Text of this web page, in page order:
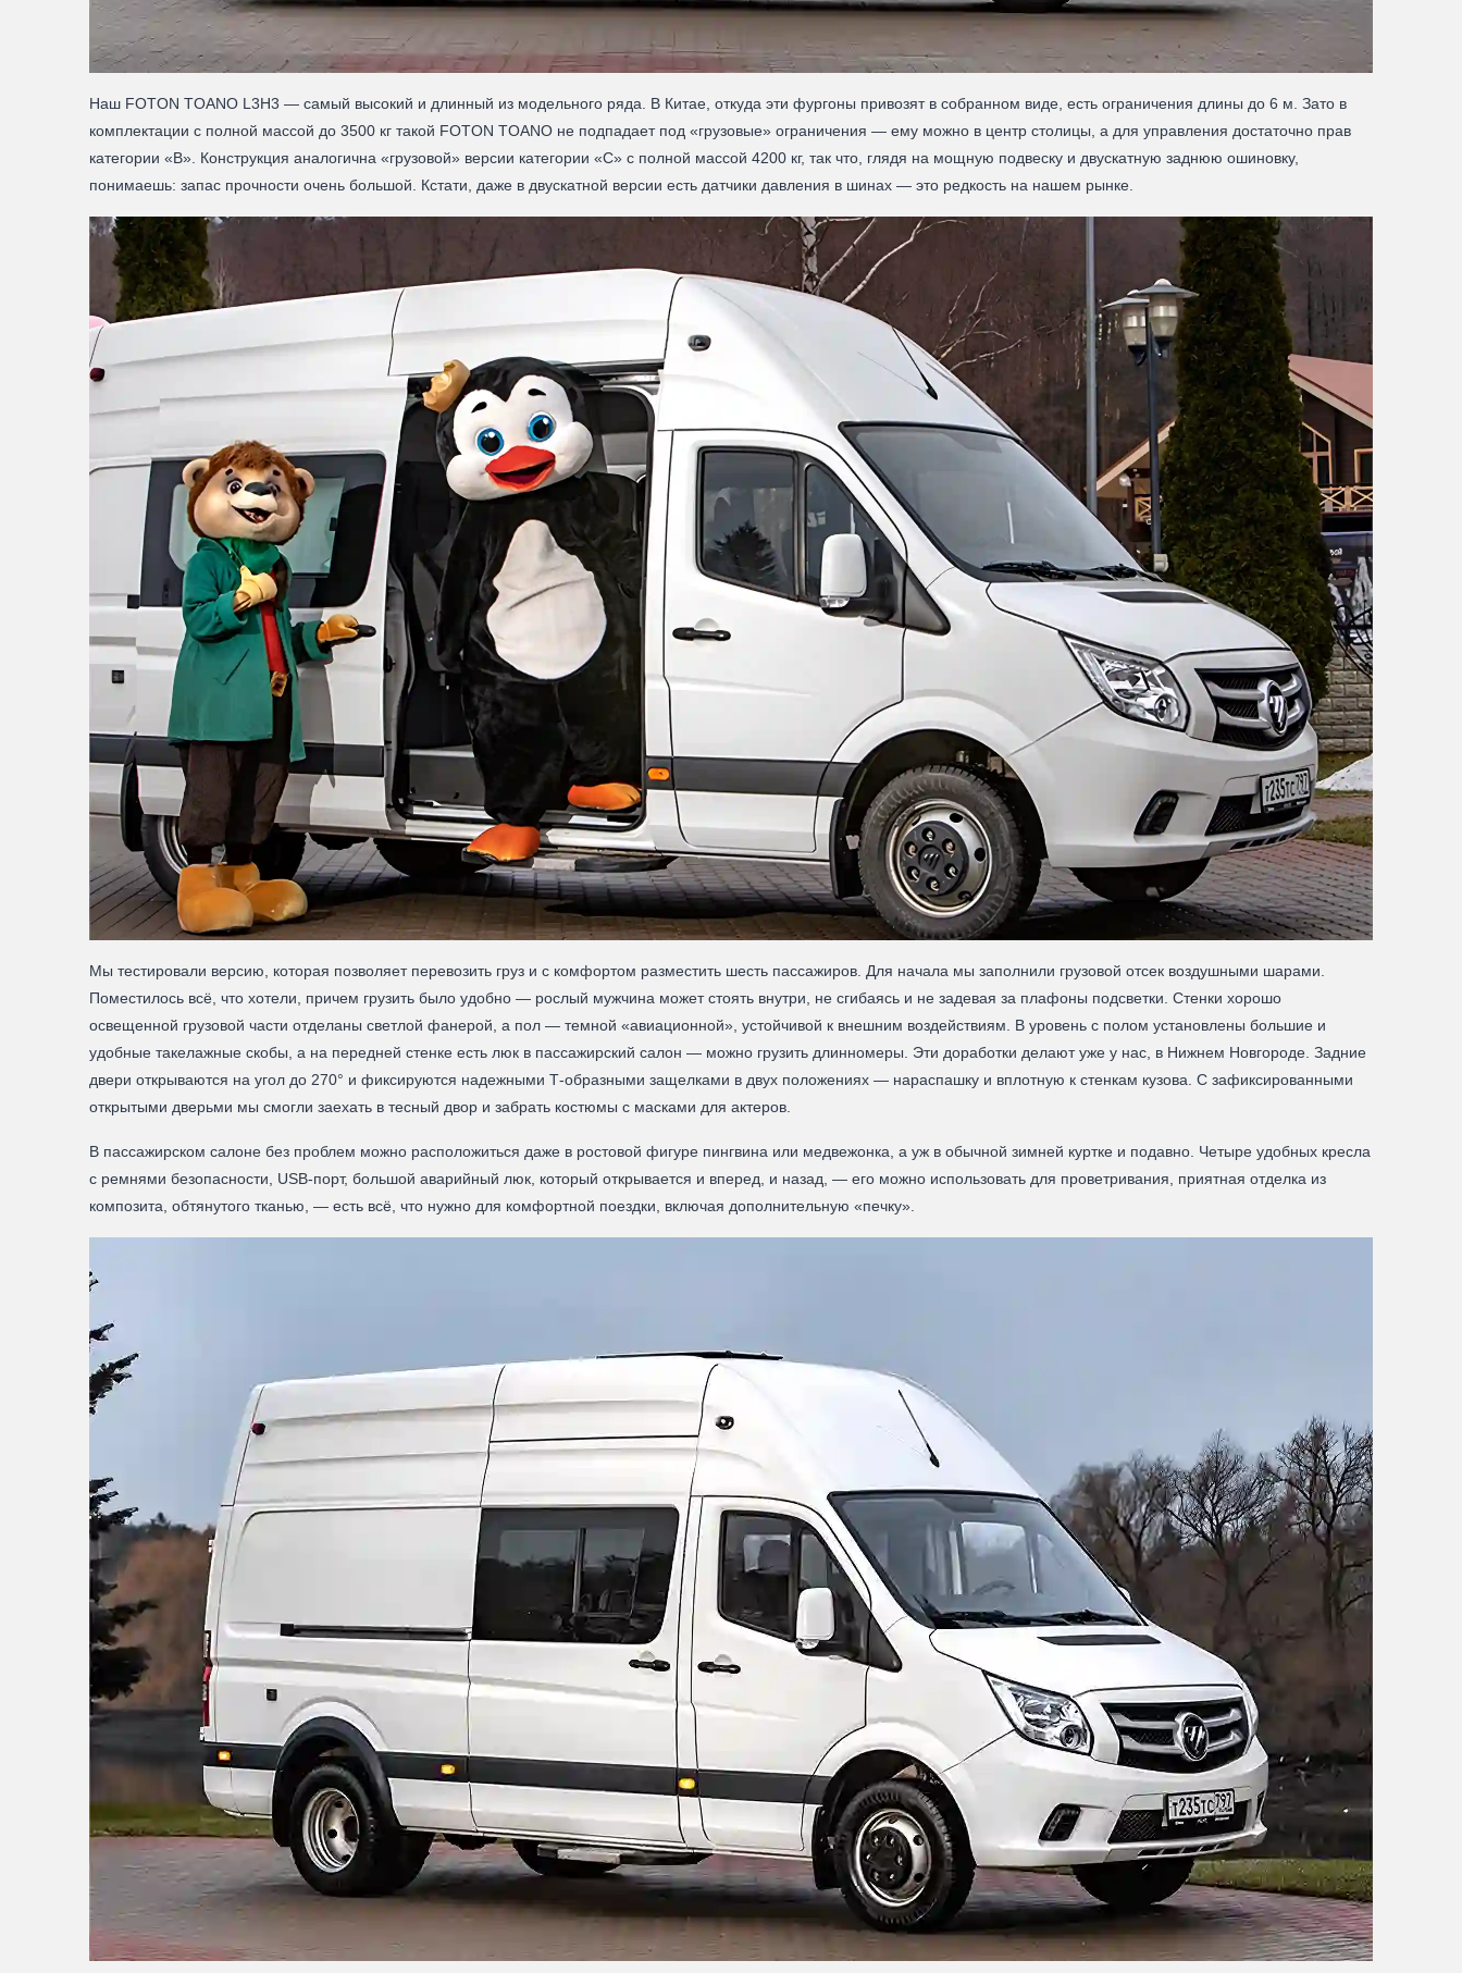
Наш FOTON TOANO L3H3 — самый высокий и длинный из модельного ряда. В Китае, откуда эти фургоны привозят в собранном виде, есть ограничения длины до 6 м. Зато в
комплектации с полной массой до 3500 кг такой FOTON TOANO не подпадает под «грузовые» ограничения — ему можно в центр столицы, а для управления достаточно прав
категории «В». Конструкция аналогична «грузовой» версии категории «С» с полной массой 4200 кг, так что, глядя на мощную подвеску и двускатную заднюю ошиновку,
понимаешь: запас прочности очень большой. Кстати, даже в двускатной версии есть датчики давления в шинах — это редкость на нашем рынке.
Мы тестировали версию, которая позволяет перевозить груз и с комфортом разместить шесть пассажиров. Для начала мы заполнили грузовой отсек воздушными шарами.
Поместилось всё, что хотели, причем грузить было удобно — рослый мужчина может стоять внутри, не сгибаясь и не задевая за плафоны подсветки. Стенки хорошо
освещенной грузовой части отделаны светлой фанерой, а пол — темной «авиационной», устойчивой к внешним воздействиям. В уровень с полом установлены большие и
удобные такелажные скобы, а на передней стенке есть люк в пассажирский салон — можно грузить длинномеры. Эти доработки делают уже у нас, в Нижнем Новгороде. Задние
двери открываются на угол до 270° и фиксируются надежными Т-образными защелками в двух положениях — нараспашку и вплотную к стенкам кузова. С зафиксированными
открытыми дверьми мы смогли заехать в тесный двор и забрать костюмы с масками для актеров.
В пассажирском салоне без проблем можно расположиться даже в ростовой фигуре пингвина или медвежонка, а уж в обычной зимней куртке и подавно. Четыре удобных кресла
с ремнями безопасности, USB-порт, большой аварийный люк, который открывается и вперед, и назад, — его можно использовать для проветривания, приятная отделка из
композита, обтянутого тканью, — есть всё, что нужно для комфортной поездки, включая дополнительную «печку».